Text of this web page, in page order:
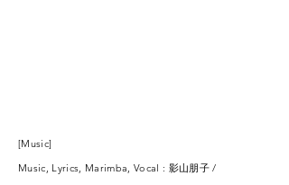
[Music]
Music, Lyrics, Marimba, Vocal : 影山朋子 /